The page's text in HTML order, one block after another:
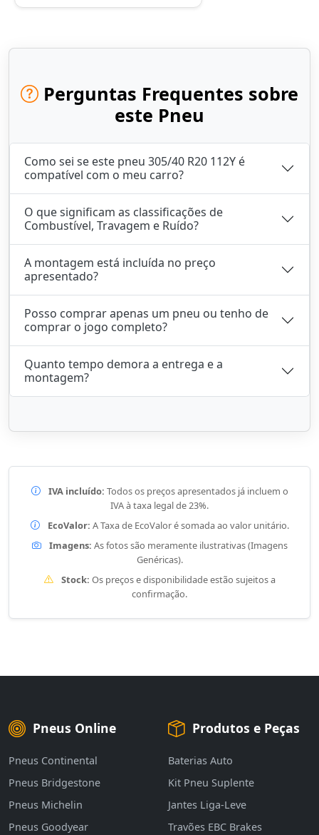
Perguntas Frequentes sobre
este Pneu
Como sei se este pneu 305/40 R20 112Y é
compatível com o meu carro?
O que significam as classificações de
Combustível, Travagem e Ruído?
A montagem está incluída no preço
apresentado?
Posso comprar apenas um pneu ou tenho de
comprar o jogo completo?
Quanto tempo demora a entrega e a
montagem?
IVA incluído: Todos os preços apresentados já incluem o
IVA à taxa legal de 23%.
EcoValor: A Taxa de EcoValor é somada ao valor unitário.
Imagens: As fotos são meramente ilustrativas (Imagens
Genéricas).
Stock: Os preços e disponibilidade estão sujeitos a
confirmação.
Pneus Online
Pneus Continental
Pneus Bridgestone
Pneus Michelin
Pneus Goodyear
Produtos e Peças
Baterias Auto
Kit Pneu Suplente
Jantes Liga-Leve
Travões EBC Brakes